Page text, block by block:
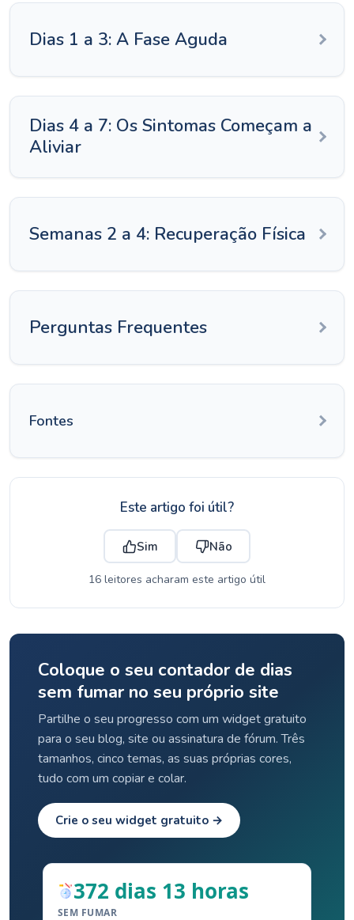
Dias 1 a 3: A Fase Aguda
Dias 4 a 7: Os Sintomas Começam a
Aliviar
Semanas 2 a 4: Recuperação Física
Perguntas Frequentes
Fontes
Este artigo foi útil?
Sim Não
16 leitores acharam este artigo útil
Coloque o seu contador de dias
sem fumar no seu próprio site
Partilhe o seu progresso com um widget gratuito
para o seu blog, site ou assinatura de fórum. Três
tamanhos, cinco temas, as suas próprias cores,
tudo com um copiar e colar.
Crie o seu widget gratuito →
372 dias 13 horas
SEM FUMAR